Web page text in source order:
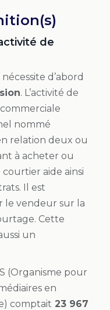
de
d’abord
. L’activité de
nommé
relation deux ou
à acheter ou
aide ainsi
Il est
le vendeur sur la
Cette
un
(Organisme pour
en
comptait 23 967